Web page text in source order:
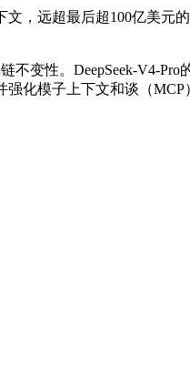
远超最后超100亿美元的
变性。DeepSeek-V4-Pro
强化模子上下文和谈（